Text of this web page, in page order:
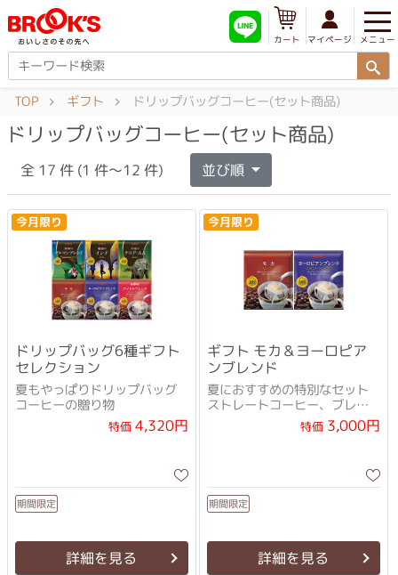
メニュー
マイページ
カート
TOP ギフト ドリップバッグコーヒー(セット商品)
ドリップバッグコーヒー(セット商品)
全 17 件 (1 件～12 件) 並び順
今月限り
ドリップバッグ6種ギフト
セレクション
夏もやっぱりドリップバッグ
コーヒーの贈り物
特価4,320円
期間限定
詳細を見る
今月限り
ギフト モカ＆ヨーロピア
ンブレンド
夏におすすめの特別なセット
ストレートコーヒー、ブレン
ドコーヒーそれぞれの人気銘
特価3,000円
期間限定
詳細を見る